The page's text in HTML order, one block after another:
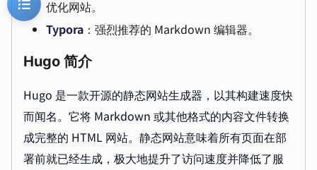
优化网站。
Typora ：强烈推荐的 Markdown 编辑器。
Hugo 简介
Hugo 是一款开源的静态网站生成器，以其构建速度快
而闻名。它将 Markdown 或其他格式的内容文件转换
成完整的 HTML 网站。静态网站意味着所有页面在部
署前就已经生成，极大地提升了访问速度并降低了服